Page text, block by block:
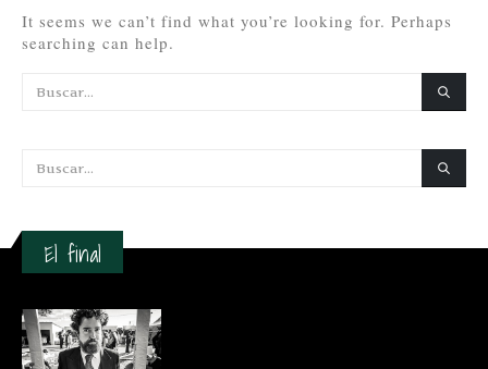
It seems we can’t find what you’re looking for. Perhaps
searching can help.
El final